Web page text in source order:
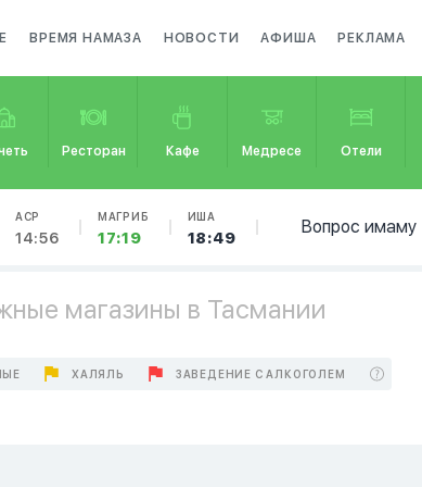
ВРЕМЯ НАМАЗА НОВОСТИ АФИША РЕКЛАМА
Ресторан Кафе Медресе Отели
АСР
14:56
МАГРИБ
17:19
ИША
18:49
Вопрос имаму
магазины в Тасмании
ХАЛЯЛЬ ЗАВЕДЕНИЕ С АЛКОГОЛЕМ